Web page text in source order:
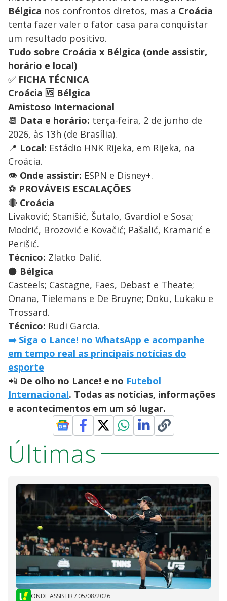
Bélgica nos confrontos diretos, mas a Croácia
tenta fazer valer o fator casa para conquistar
um resultado positivo.
Tudo sobre Croácia x Bélgica (onde assistir,
horário e local)
✅ FICHA TÉCNICA
Croácia 🆚 Bélgica
Amistoso Internacional
📆 Data e horário: terça-feira, 2 de junho de
2026, às 13h (de Brasília).
📍 Local: Estádio HNK Rijeka, em Rijeka, na
Croácia.
👁️ Onde assistir: ESPN e Disney+.
⚽ PROVÁVEIS ESCALAÇÕES
🔴 Croácia
Livaković; Stanišić, Šutalo, Gvardiol e Sosa;
Modrić, Brozović e Kovačić; Pašalić, Kramarić e
Perišić.
Técnico: Zlatko Dalić.
⚫ Bélgica
Casteels; Castagne, Faes, Debast e Theate;
Onana, Tielemans e De Bruyne; Doku, Lukaku e
Trossard.
Técnico: Rudi Garcia.
➡️ Siga o Lance! no WhatsApp e acompanhe
em tempo real as principais notícias do
esporte
📲 De olho no Lance! e no Futebol
Internacional. Todas as notícias, informações
e acontecimentos em um só lugar.
Últimas
ONDE ASSISTIR/ 05/08/2026